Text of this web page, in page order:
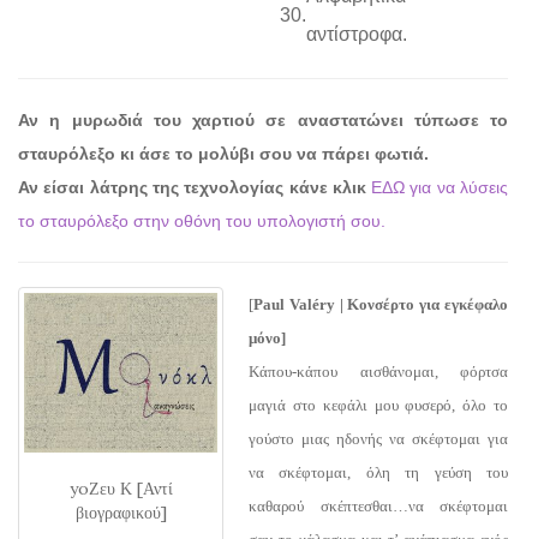
30.
αντίστροφα.
Αν η μυρωδιά του χαρτιού σε αναστατώνει τύπωσε το
σταυρόλεξο κι άσε το μολύβι σου να πάρει φωτιά.
Αν είσαι λάτρης της τεχνολογίας κάνε κλικ ΕΔΩ για να λύσεις
το σταυρόλεξο στην οθόνη του υπολογιστή σου.
yoΖευ Κ [Αντί
βιογραφικού]
[Paul Valéry | Κονσέρτο για εγκέφαλο
μόνο]
Κάπου-κάπου αισθάνομαι, φόρτσα
μαγιά στο κεφάλι μου φυσερό, όλο το
γούστο μιας ηδονής να σκέφτομαι για
να σκέφτομαι, όλη τη γεύση του
καθαρού σκέπτεσθαι…να σκέφτομαι